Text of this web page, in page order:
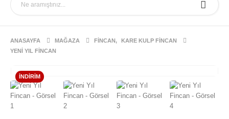
ANASAYFA MAĞAZA FINCAN,
KARE KULP FINCAN
YENI YIL FINCAN
İNDIRIM